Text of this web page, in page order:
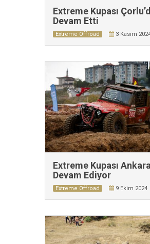
Extreme Kupası
Devam Etti
Extreme Offroad 3 Kasım
Extreme Kupası
Devam Ediyor
Extreme Offroad 9 Ekim 2024